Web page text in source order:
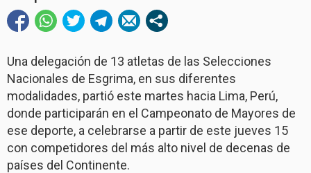
Una delegación de 13 atletas de las Selecciones
Nacionales de Esgrima, en sus diferentes
modalidades, partió este martes hacia Lima, Perú,
donde participarán en el Campeonato de Mayores de
ese deporte, a celebrarse a partir de este jueves 15
con competidores del más alto nivel de decenas de
países del Continente.